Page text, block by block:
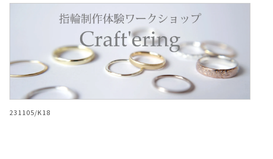
231105/K18